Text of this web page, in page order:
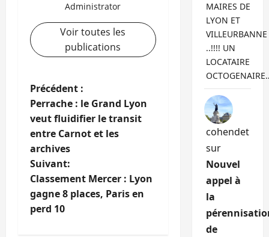
Administrator
Voir toutes les
publications
N
a
v
i
g
a
Précédent :
Perrache : le Grand Lyon
veut fluidifier le transit
entre Carnot et les
archives
Suivant:
Classement Mercer : Lyon
gagne 8 places, Paris en
perd 10
MAIRES DE
LYON ET
VILLEURBANNE
..!!!! UN
LOCATAIRE
cohendet
sur
Nouvel
appel à
la
de